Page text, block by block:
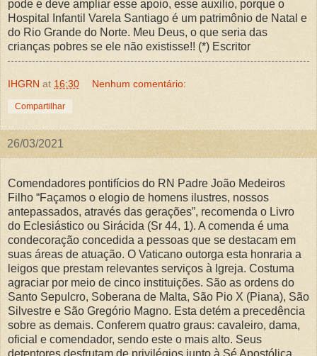
pode e deve ampliar esse apoio, esse auxilio, porque o
Hospital Infantil Varela Santiago é um patrimônio de Natal e
do Rio Grande do Norte. Meu Deus, o que seria das
crianças pobres se ele não existisse!! (*) Escritor
IHGRN at 16:30 Nenhum comentário:
Compartilhar
26/03/2021
Comendadores pontifícios do RN Padre João Medeiros
Filho “Façamos o elogio de homens ilustres, nossos
antepassados, através das gerações”, recomenda o Livro
do Eclesiástico ou Sirácida (Sr 44, 1). A comenda é uma
condecoração concedida a pessoas que se destacam em
suas áreas de atuação. O Vaticano outorga esta honraria a
leigos que prestam relevantes serviços à Igreja. Costuma
agraciar por meio de cinco instituições. São as ordens do
Santo Sepulcro, Soberana de Malta, São Pio X (Piana), São
Silvestre e São Gregório Magno. Esta detém a precedência
sobre as demais. Conferem quatro graus: cavaleiro, dama,
oficial e comendador, sendo este o mais alto. Seus
detentores desfrutam de privilégios junto à Sé Apostólica,